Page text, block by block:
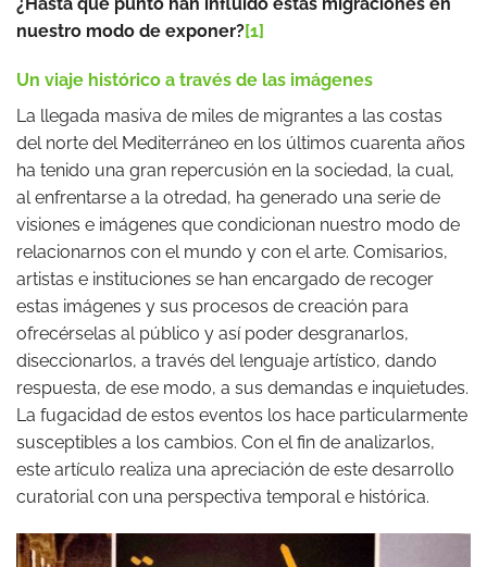
nuestro modo de exponer?[1]
Un viaje histórico a través de las imágenes
La llegada masiva de miles de migrantes a las costas
del norte del Mediterráneo en los últimos cuarenta años
ha tenido una gran repercusión en la sociedad, la cual,
al enfrentarse a la otredad, ha generado una serie de
visiones e imágenes que condicionan nuestro modo de
relacionarnos con el mundo y con el arte. Comisarios,
artistas e instituciones se han encargado de recoger
estas imágenes y sus procesos de creación para
ofrecérselas al público y así poder desgranarlos,
diseccionarlos, a través del lenguaje artístico, dando
respuesta, de ese modo, a sus demandas e inquietudes.
La fugacidad de estos eventos los hace particularmente
susceptibles a los cambios. Con el fin de analizarlos,
este artículo realiza una apreciación de este desarrollo
curatorial con una perspectiva temporal e histórica.